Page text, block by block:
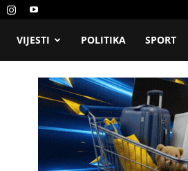
Bugojno
VIJESTI POLITIKA SPORT